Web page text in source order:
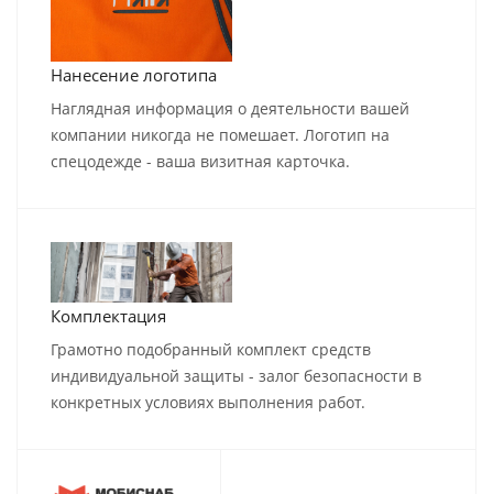
Нанесение логотипа
Наглядная информация о деятельности вашей
компании никогда не помешает. Логотип на
спецодежде - ваша визитная карточка.
Комплектация
Грамотно подобранный комплект средств
индивидуальной защиты - залог безопасности в
конкретных условиях выполнения работ.